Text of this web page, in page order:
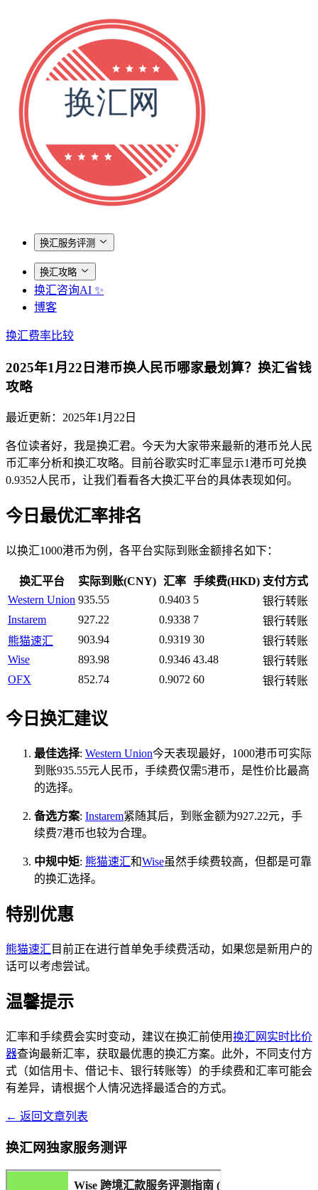
换汇服务评测
换汇攻略
换汇咨询AI ✨
博客
换汇费率比较
2025年1月22日港币换人民币哪家最划算？换汇省钱
攻略
最近更新： 2025年1月22日
各位读者好，我是换汇君。今天为大家带来最新的港币兑人民
币汇率分析和换汇攻略。目前谷歌实时汇率显示1港币可兑换
0.9352人民币，让我们看看各大换汇平台的具体表现如何。
今日最优汇率排名
以换汇1000港币为例，各平台实际到账金额排名如下：
换汇平台 实际到账(CNY) 汇率 手续费(HKD) 支付方式
Western Union 935.55 0.9403 5
银行转账
Instarem
927.22 0.9338 7
银行转账
熊猫速汇
903.94 0.9319 30
银行转账
Wise
893.98 0.9346 43.48
银行转账
OFX
852.74 0.9072 60 银行转账
今日换汇建议
最佳选择: Western Union今天表现最好，1000港币可实际
到账935.55元人民币，手续费仅需5港币，是性价比最高
的选择。
备选方案: Instarem紧随其后，到账金额为927.22元，手
续费7港币也较为合理。
中规中矩: 熊猫速汇和Wise虽然手续费较高，但都是可靠
的换汇选择。
特别优惠
熊猫速汇 目前正在进行首单免手续费活动，如果您是新用户的
话可以考虑尝试。
温馨提示
汇率和手续费会实时变动，建议在换汇前使用换汇网实时比价
器查询最新汇率，获取最优惠的换汇方案。此外，不同支付方
式（如信用卡、借记卡、银行转账等）的手续费和汇率可能会
有差异，请根据个人情况选择最适合的方式。
← 返回文章列表
换汇网独家服务测评